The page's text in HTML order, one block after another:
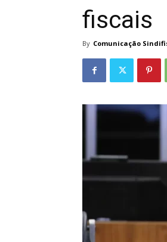
fiscais
By Comunicação